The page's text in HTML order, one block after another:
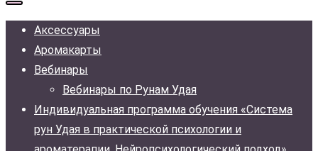
Аксессуары
Аромакарты
Вебинары
Вебинары по Рунам Удая
Индивидуальная программа обучения «Система
рун Удая в практической психологии и